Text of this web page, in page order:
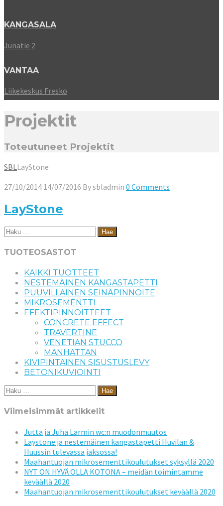
KANGASALA
Junatie 2
VANTAA
Liikekeskus Fresko
Projektit
Toteutuneet Projektit
SBL LayStone
27/10/2014 14/07/2016 Bysbladmin 0 Comments
LayStone
Haku:
TUOTEOSASTOT
KAIKKI TUOTTEET
NESTEMÄINEN KANGASTAPETTI
PUUVILLAINEN SEINÄPINNOITE
MIKROSEMENTTI
EFEKTIPINNOITTEET
CONCRETE EFFECT
TRAVERTINE
VENETIAN STUCCO
MANHATTAN
KIVIPINTAINEN SISUSTUSLEVY
BETONIKUVIOINTI
Haku:
Viimeisimmät artikkelit
Jutta ja Juha Larmin wc:n muodonmuutos
Laystone ja nestemäinen kangastapetti Huvilan &
Huussin tulevassa jaksossa!
Maahantuojan mikrosementtikoulutukset syksyllä 2020
NYT ON HYVÄ OLLA KOTONA – meidän toimintamme
keväällä 2020
Maahantuojan mikrosementtikoulutukset keväällä 2020